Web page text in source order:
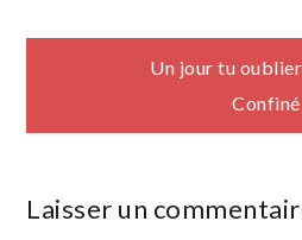
Navigation
de
l’article
Un jour tu
Confiné
Laisser un